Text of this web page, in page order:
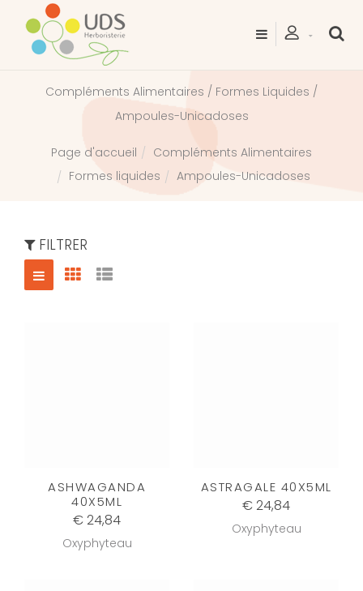
Compléments Alimentaires / Formes Liquides /
Ampoules-Unicadoses
Page d'accueil
Compléments Alimentaires
Formes liquides
Ampoules-Unicadoses
FILTRER
ASHWAGANDA
40X5ML
€ 24,84
Oxyphyteau
ASTRAGALE 40X5ML
€ 24,84
Oxyphyteau